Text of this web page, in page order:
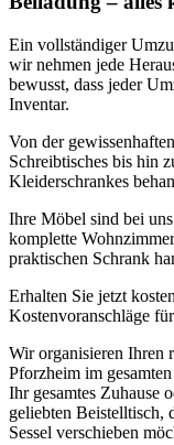
Ein vollständiger
wir nehmen jede
bewusst, dass jeder
Inventar.
Von der
Schreibtisches bis hin
Kleiderschrankes
Ihre Möbel sind bei
komplette
praktischen Schrank
Erhalten Sie jetzt
Kostenvoranschläge
Wir organisieren Ihren
Pforzheim im
Ihr gesamtes Zuhause
geliebten Beistelltisch,
Sessel verschieben